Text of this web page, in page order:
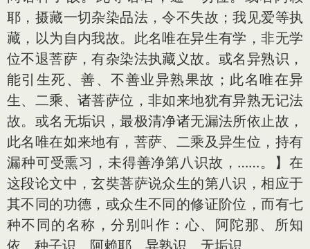
耶，摄藏一切杂染品法，令不失故；我见爱等执
藏，以为自内我故。此名唯在异生有学，非无学
位不退菩萨，有杂染法执藏义故。或名异熟识，
能引生死、善、不善业异熟果故；此名唯在异
生、二乘、诸菩萨位，非如来地犹有异熟无记法
故。或名无垢识，最极清净诸无漏法所依止故，
此名唯在如来地有，菩萨、二乘及异生位，持有
漏种可受熏习，未得善净第八识故，……。】在
这段论文中，玄奘菩萨说众生的第八识，相应于
其不同的功德，或众生不同的修证阶位，而有七
种不同的名称，分别叫作：心、阿陀那、所知
依、种子识、阿赖耶、异熟识、无垢识。